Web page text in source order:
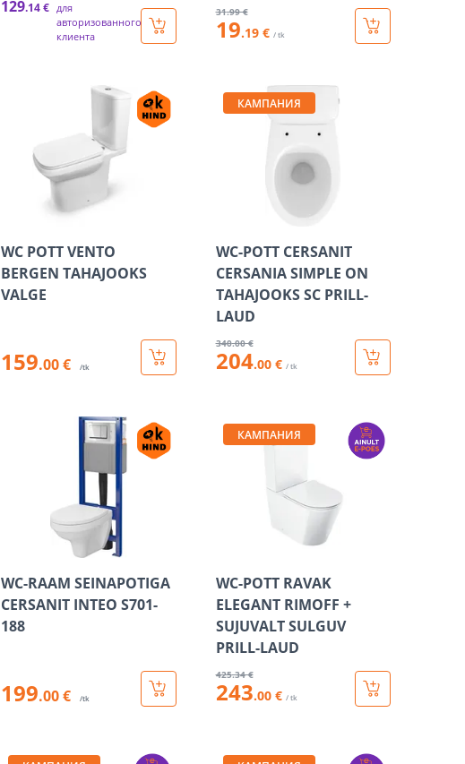
129.14 € для
авторизованного
клиента
31.99 €
19.19 € / tk
WC POTT VENTO
BERGEN TAHAJOOKS
VALGE
159.00 € /tk
КАМПАНИЯ
WC-POTT CERSANIT
CERSANIA SIMPLE ON
TAHAJOOKS SC PRILL-
LAUD
340.00 €
204.00 € / tk
WC-RAAM SEINAPOTIGA
CERSANIT INTEO S701-
188
199.00 € /tk
КАМПАНИЯ
WC-POTT RAVAK
ELEGANT RIMOFF +
SUJUVALT SULGUV
PRILL-LAUD
425.34 €
243.00 € / tk